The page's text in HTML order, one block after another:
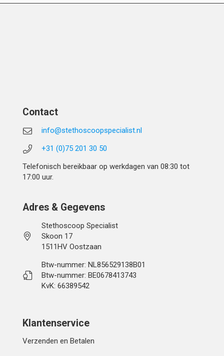
Contact
info@stethoscoopspecialist.nl
+31 (0)75 201 30 50
Telefonisch bereikbaar op werkdagen van 08:30 tot
17:00 uur.
Adres & Gegevens
Stethoscoop Specialist
Skoon 17
1511HV Oostzaan
Btw-nummer: NL856529138B01
Btw-nummer: BE0678413743
KvK: 66389542
Klantenservice
Verzenden en Betalen